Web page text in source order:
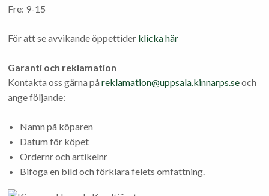
Fre: 9-15
För att se avvikande öppettider klicka här
Garanti och reklamation
Kontakta oss gärna påreklamation@uppsala.kinnarps.seoch
ange följande:
Namn på köparen
Datum för köpet
Ordernr och artikelnr
Bifoga en bild och förklara felets omfattning.